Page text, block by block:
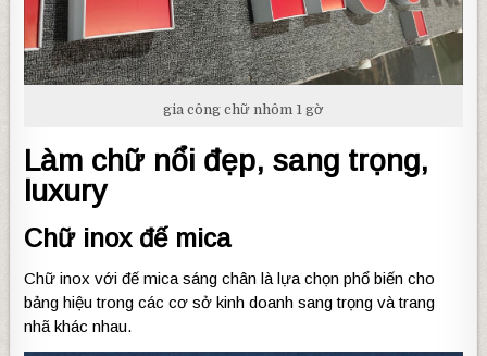
gia công chữ nhôm 1 gờ
Làm chữ nổi đẹp, sang trọng,
luxury
Chữ inox đế mica
Chữ inox với đế mica sáng chân là lựa chọn phổ biến cho
bảng hiệu trong các cơ sở kinh doanh sang trọng và trang
nhã khác nhau.